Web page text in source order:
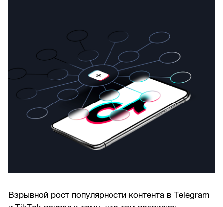
Взрывной рост популярности контента в Telegram